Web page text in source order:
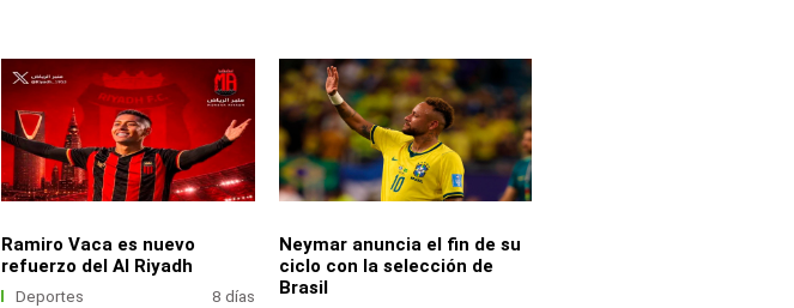
Ramiro Vaca es nuevo
refuerzo del Al Riyadh
Deportes 8 días
Neymar anuncia el fin de su
ciclo con la selección de
Brasil